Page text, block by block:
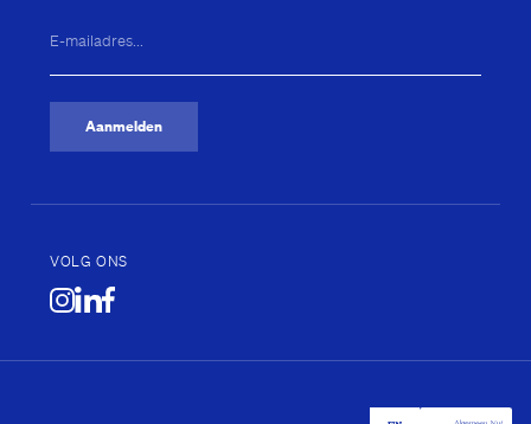
mailadres...
(Vereist)
Aanmelden
VOLG ONS